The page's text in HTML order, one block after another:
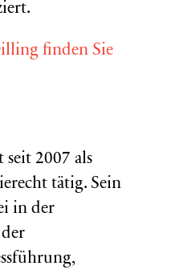
finden Sie
2007 als
tätig. Sein
in der